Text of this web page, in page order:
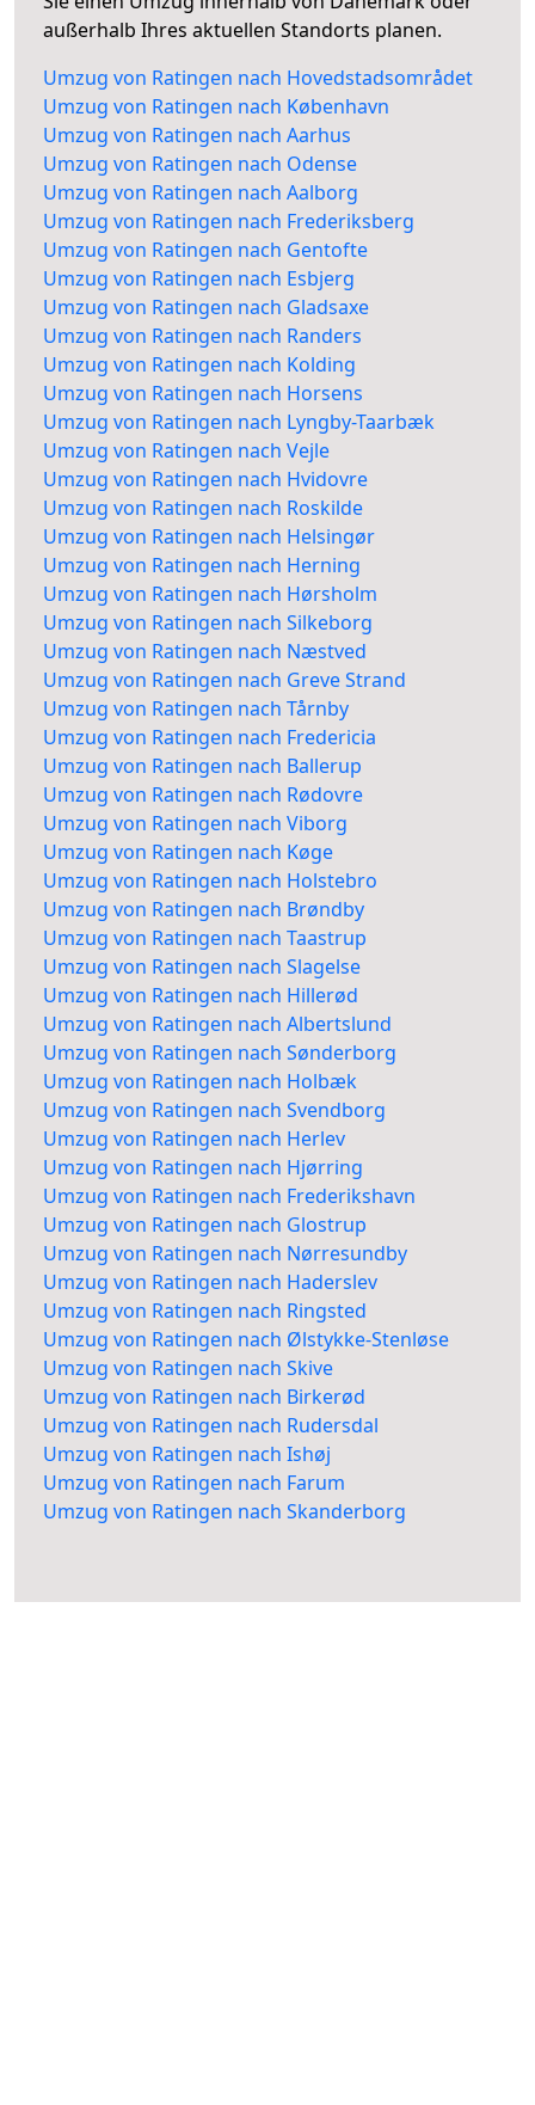
außerhalb Ihres aktuellen Standorts planen.
Umzug von Ratingen nach Hovedstadsområdet
Umzug von Ratingen nach København
Umzug von Ratingen nach Aarhus
Umzug von Ratingen nach Odense
Umzug von Ratingen nach Aalborg
Umzug von Ratingen nach Frederiksberg
Umzug von Ratingen nach Gentofte
Umzug von Ratingen nach Esbjerg
Umzug von Ratingen nach Gladsaxe
Umzug von Ratingen nach Randers
Umzug von Ratingen nach Kolding
Umzug von Ratingen nach Horsens
Umzug von Ratingen nach Lyngby-Taarbæk
Umzug von Ratingen nach Vejle
Umzug von Ratingen nach Hvidovre
Umzug von Ratingen nach Roskilde
Umzug von Ratingen nach Helsingør
Umzug von Ratingen nach Herning
Umzug von Ratingen nach Hørsholm
Umzug von Ratingen nach Silkeborg
Umzug von Ratingen nach Næstved
Umzug von Ratingen nach Greve Strand
Umzug von Ratingen nach Tårnby
Umzug von Ratingen nach Fredericia
Umzug von Ratingen nach Ballerup
Umzug von Ratingen nach Rødovre
Umzug von Ratingen nach Viborg
Umzug von Ratingen nach Køge
Umzug von Ratingen nach Holstebro
Umzug von Ratingen nach Brøndby
Umzug von Ratingen nach Taastrup
Umzug von Ratingen nach Slagelse
Umzug von Ratingen nach Hillerød
Umzug von Ratingen nach Albertslund
Umzug von Ratingen nach Sønderborg
Umzug von Ratingen nach Holbæk
Umzug von Ratingen nach Svendborg
Umzug von Ratingen nach Herlev
Umzug von Ratingen nach Hjørring
Umzug von Ratingen nach Frederikshavn
Umzug von Ratingen nach Glostrup
Umzug von Ratingen nach Nørresundby
Umzug von Ratingen nach Haderslev
Umzug von Ratingen nach Ringsted
Umzug von Ratingen nach Ølstykke-Stenløse
Umzug von Ratingen nach Skive
Umzug von Ratingen nach Birkerød
Umzug von Ratingen nach Rudersdal
Umzug von Ratingen nach Ishøj
Umzug von Ratingen nach Farum
Umzug von Ratingen nach Skanderborg